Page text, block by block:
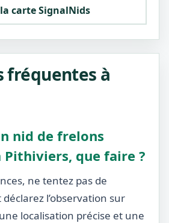
carte SignalNids
fréquentes à
nid de frelons
Pithiviers, que faire ?
ne tentez pas de
l’observation sur
localisation précise et une